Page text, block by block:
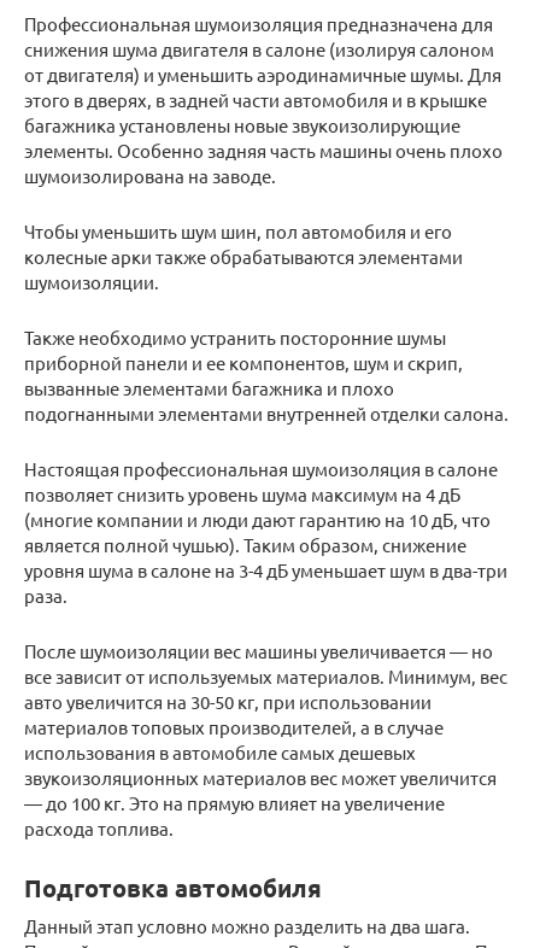
Профессиональная шумоизоляция предназначена для
снижения шума двигателя в салоне (изолируя салоном
от двигателя) и уменьшить аэродинамичные шумы. Для
этого в дверях, в задней части автомобиля и в крышке
багажника установлены новые звукоизолирующие
элементы. Особенно задняя часть машины очень плохо
шумоизолирована на заводе.
Чтобы уменьшить шум шин, пол автомобиля и его
колесные арки также обрабатываются элементами
шумоизоляции.
Также необходимо устранить посторонние шумы
приборной панели и ее компонентов, шум и скрип,
вызванные элементами багажника и плохо
подогнанными элементами внутренней отделки салона.
Настоящая профессиональная шумоизоляция в салоне
позволяет снизить уровень шума максимум на 4 дБ
(многие компании и люди дают гарантию на 10 дБ, что
является полной чушью). Таким образом, снижение
уровня шума в салоне на 3-4 дБ уменьшает шум в два-три
раза.
После шумоизоляции вес машины увеличивается — но
все зависит от используемых материалов. Минимум, вес
авто увеличится на 30-50 кг, при использовании
материалов топовых производителей, а в случае
использования в автомобиле самых дешевых
звукоизоляционных материалов вес может увеличится
— до 100 кг. Это на прямую влияет на увеличение
расхода топлива.
Подготовка автомобиля
Данный этап условно можно разделить на два шага.